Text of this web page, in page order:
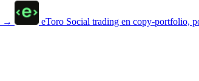
→ eToro Social trading en copy-portfolio,